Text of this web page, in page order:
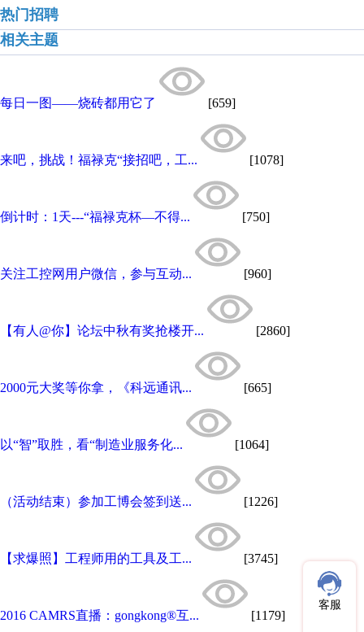
热门招聘
相关主题
每日一图——烧砖都用它了 [659]
来吧，挑战！福禄克“接招吧，工... [1078]
倒计时：1天---“福禄克杯—不得... [750]
关注工控网用户微信，参与互动... [960]
【有人@你】论坛中秋有奖抢楼开... [2860]
2000元大奖等你拿，《科远通讯... [665]
以“智”取胜，看“制造业服务化... [1064]
（活动结束）参加工博会签到送... [1226]
【求爆照】工程师用的工具及工... [3745]
2016 CAMRS直播：gongkong®互... [1179]
客服